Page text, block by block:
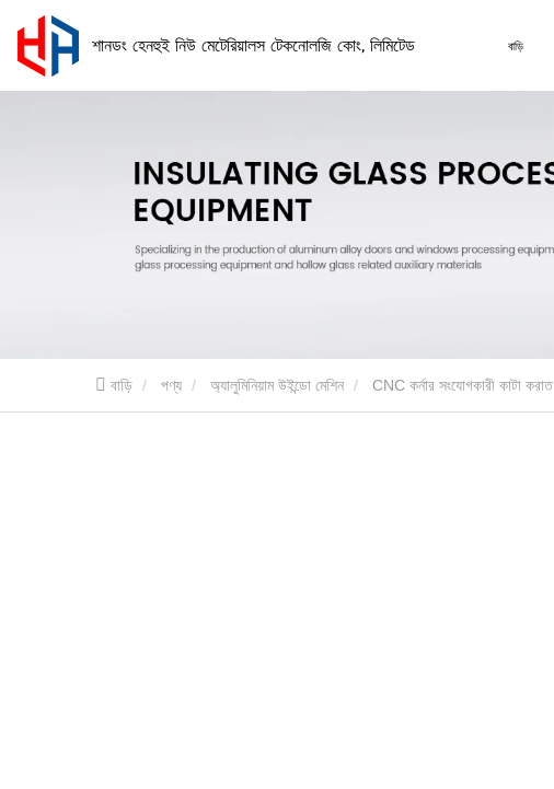
শানডং হেনহুই নিউ মেটেরিয়ালস টেকনোলজি কোং, লিমিটেড বাড়ি
বাড়ি পণ্য অ্যালুমিনিয়াম উইন্ডো মেশিন CNC কর্নার সংযোগকারী কাটা করাত